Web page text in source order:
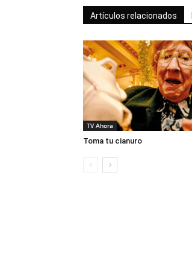
Artículos relacionados
TV Ahora
Toma tu cianuro